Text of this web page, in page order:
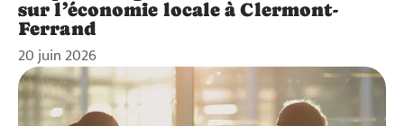
sur l’économie locale à Clermont-
Ferrand
20 juin 2026